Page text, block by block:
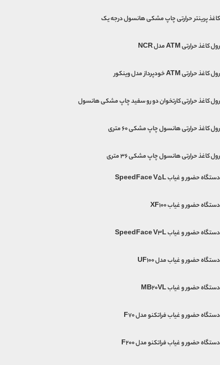
کاغذ پرینتر حرارتی چاپ مشکی هانسول درجه یک
رول کاغذ حرارتی ATM مدل NCR
رول کاغذ حرارتی ATM خودپرداز مدل وینکور
رول کاغذ حرارتی کارتخوان دو رو سفید چاپ مشکی هانسول
رول کاغذ حرارتی هانسول چاپ مشکی 60 متری
رول کاغذ حرارتی هانسول چاپ مشکی 36 متری
دستگاه حضور و غیاب SpeedFace V5L
دستگاه حضور و غیاب XF100
دستگاه حضور و غیاب SpeedFace V3L
دستگاه حضور و غیاب مدل UF100
دستگاه حضور و غیاب MB20VL
دستگاه حضور و غیاب فراتکنو مدل F70
دستگاه حضور و غیاب فراتکنو مدل F200